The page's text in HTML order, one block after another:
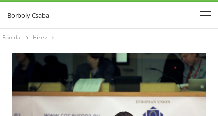
Borboly Csaba
Főoldal Hírek